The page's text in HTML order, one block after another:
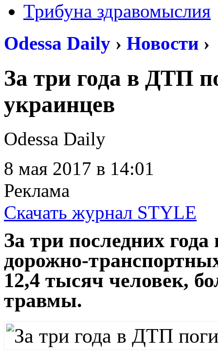
Трибуна здравомыслия
Odessa Daily › Новости ›
За три года в ДТП
украинцев
Odessa Daily
8 мая 2017 в 14:01
Реклама
Скачать журнал STYLE
За три последних
дорожно-
12,4 тысяч человек,
травмы.